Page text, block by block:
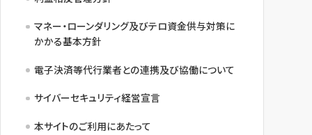
マネー・ローンダリング及びテロ資金供与対策に
かかる基本方針
電子決済等代行業者との連携及び協働について
サイバーセキュリティ経営宣言
本サイトのご利用にあたって